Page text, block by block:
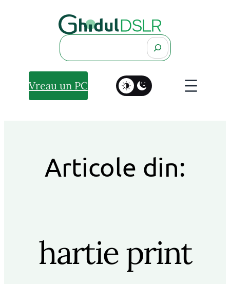
Search
Vreau un PC
Articole din:
hartie print